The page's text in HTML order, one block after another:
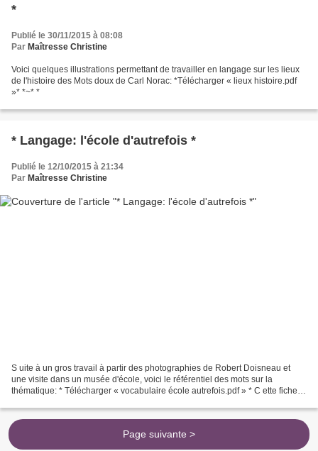
*
Publié le 30/11/2015 à 08:08
Par Maîtresse Christine
Voici quelques illustrations permettant de travailler en langage sur les lieux
de l'histoire des Mots doux de Carl Norac: *Télécharger « lieux histoire.pdf
»* *~* *
* Langage: l'école d'autrefois *
Publié le 12/10/2015 à 21:34
Par Maîtresse Christine
S uite à un gros travail à partir des photographies de Robert Doisneau et
une visite dans un musée d'école, voici le référentiel des mots sur la
thématique: * Télécharger « vocabulaire école autrefois.pdf » * C ette fiche
Page suivante >